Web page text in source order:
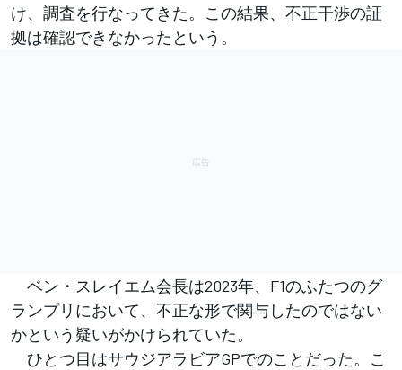
け、調査を行なってきた。この結果、不正干渉の証
拠は確認できなかったという。
ベン・スレイエム会長は2023年、F1のふたつのグ
ランプリにおいて、不正な形で関与したのではない
かという疑いがかけられていた。
ひとつ目はサウジアラビアGPでのことだった。こ